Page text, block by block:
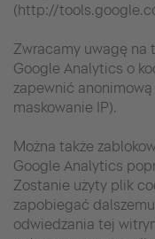
(http://
Zwracamy uwagę na
Google Analytics o
zapewnić
maskowanie IP).
Można także
Google Analytics
Zostanie użyty plik
zapobiegać
odwiedzania tej